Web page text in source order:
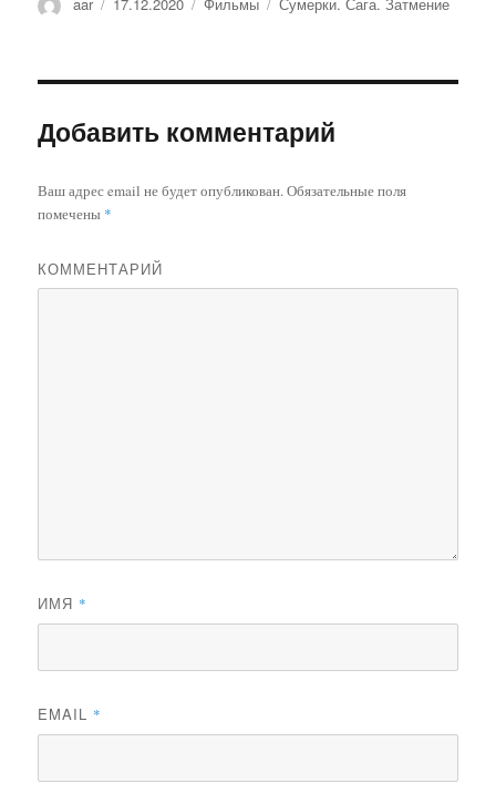
Автор
aar Опубликовано
17.12.2020 Рубрики
Фильмы Метки
Сумерки. Сага. Затмение
Добавить комментарий
Ваш адрес email не будет опубликован. Обязательные поля
помечены *
КОММЕНТАРИЙ
ИМЯ *
EMAIL *